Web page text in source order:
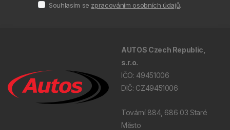
Souhlasím se zpracováním osobních údajů.
AUTOS Czech Republic,
s.r.o.
IČO: 49451006
DIČ: CZ49451006
Tovární 884, 686 03 Staré
Město